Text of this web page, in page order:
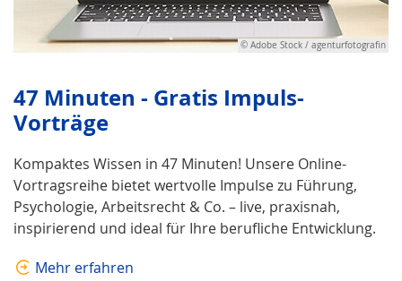
© Adobe Stock / agenturfotografin
47 Minuten - Gratis Impuls-
Vorträge
Kompaktes Wissen in 47 Minuten! Unsere Online-
Vortragsreihe bietet wertvolle Impulse zu Führung,
Psychologie, Arbeitsrecht & Co. – live, praxisnah,
inspirierend und ideal für Ihre berufliche Entwicklung.
Mehr erfahren